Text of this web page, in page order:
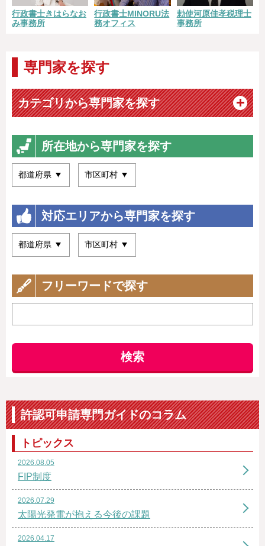
行政書士きはらなお
み事務所
行政書士MINORU法
務オフィス
勅使河原佳孝税理士
事務所
専門家を探す
カテゴリから専門家を探す
所在地から専門家を探す
対応エリアから専門家を探す
フリーワードで探す
検索
許認可申請専門ガイドのコラム
トピックス
2026.08.05
FIP制度
2026.07.29
太陽光発電が抱える今後の課題
2026.04.17